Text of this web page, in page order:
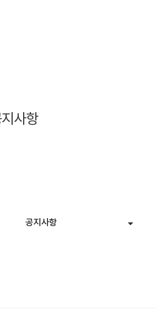
사항
공지사항